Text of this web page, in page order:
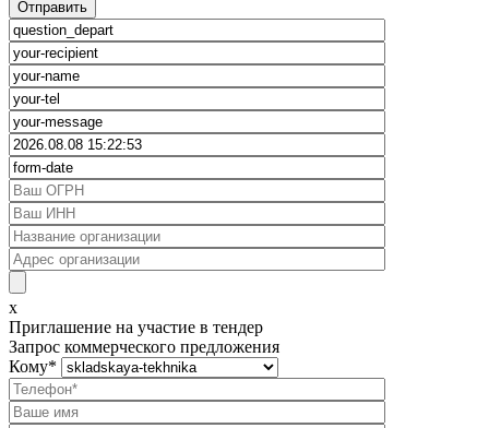
x
Приглашение на участие в тендер
Запрос коммерческого предложения
Кому*